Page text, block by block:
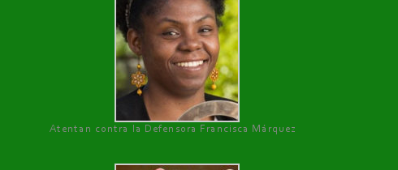
Atentan contra la Defensora Francisca Márquez